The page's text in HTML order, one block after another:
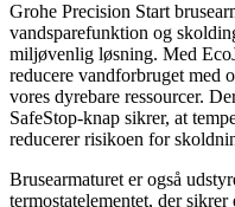
Grohe Precision Start
vandsparefunktion og
miljøvenlig løsning. Med
reducere vandforbruget med
vores dyrebare ressourcer.
SafeStop-knap sikrer, at
reducerer risikoen for
Brusearmaturet er også
termostatelementet, der